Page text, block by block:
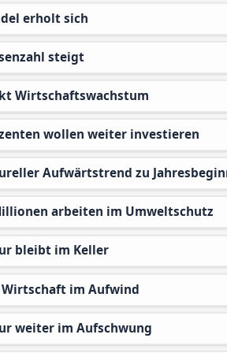
erholt sich
steigt
Wirtschaftswachstum
wollen weiter investieren
Aufwärtstrend zu
arbeiten im Umweltschutz
bleibt im Keller
Wirtschaft im Aufwind
weiter im Aufschwung